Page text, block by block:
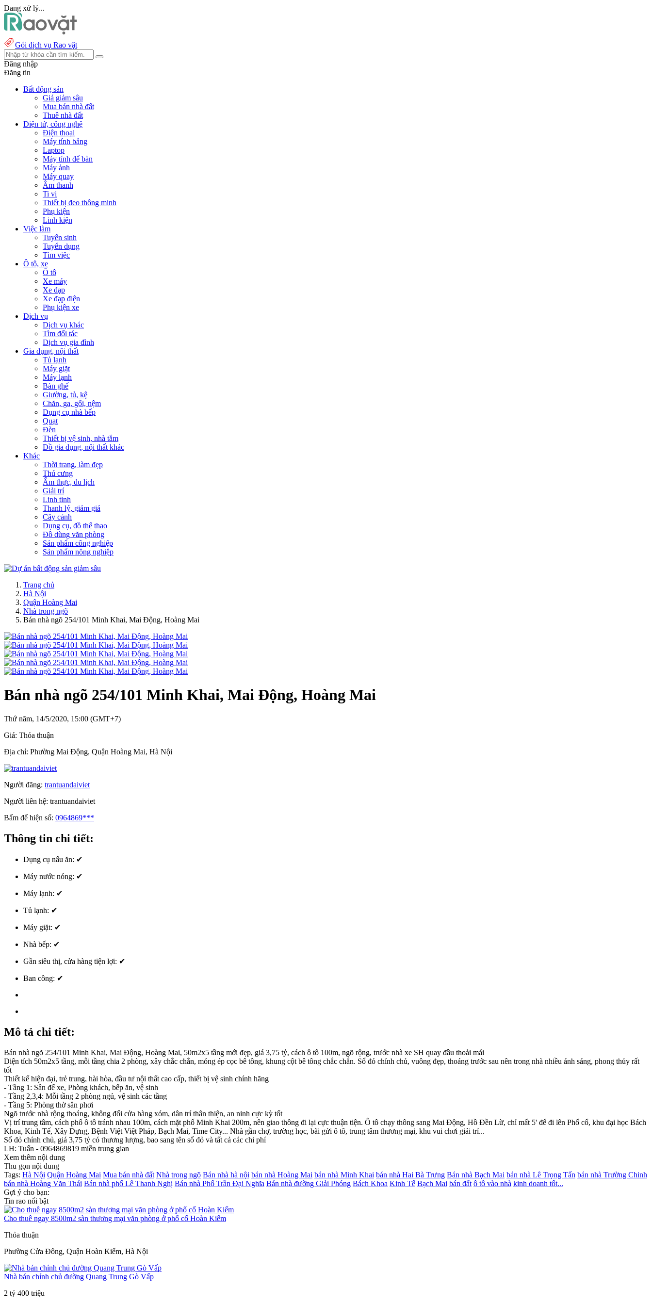
Đang xử lý...
Gói dịch vụ Rao vặt
Đăng nhập
Đăng tin
Bất động sản
Giá giảm sâu
Mua bán nhà đất
Thuê nhà đất
Điện tử, công nghệ
Điện thoại
Máy tính bảng
Laptop
Máy tính để bàn
Máy ảnh
Máy quay
Âm thanh
Ti vi
Thiết bị đeo thông minh
Phụ kiện
Linh kiện
Việc làm
Tuyển sinh
Tuyển dụng
Tìm việc
Ô tô, xe
Ô tô
Xe máy
Xe đạp
Xe đạp điện
Phụ kiện xe
Dịch vụ
Dịch vụ khác
Tìm đối tác
Dịch vụ gia đình
Gia dụng, nội thất
Tủ lạnh
Máy giặt
Máy lạnh
Bàn ghế
Giường, tủ, kệ
Chăn, ga, gối, nệm
Dụng cụ nhà bếp
Quạt
Đèn
Thiết bị vệ sinh, nhà tắm
Đồ gia dụng, nội thất khác
Khác
Thời trang, làm đẹp
Thú cưng
Ẩm thực, du lịch
Giải trí
Linh tinh
Thanh lý, giảm giá
Cây cảnh
Dụng cụ, đồ thể thao
Đồ dùng văn phòng
Sản phẩm công nghiệp
Sản phẩm nông nghiệp
Trang chủ
Hà Nội
Quận Hoàng Mai
Nhà trong ngõ
Bán nhà ngõ 254/101 Minh Khai, Mai Động, Hoàng Mai
Bán nhà ngõ 254/101 Minh Khai, Mai Động, Hoàng Mai
Thứ năm, 14/5/2020, 15:00 (GMT+7)
Giá: Thỏa thuận
Địa chỉ: Phường Mai Động, Quận Hoàng Mai, Hà Nội
Người đăng: trantuandaiviet
Người liên hệ: trantuandaiviet
Bấm để hiện số: 0964869***
Thông tin chi tiết:
Dụng cụ nấu ăn: ✔
Máy nước nóng: ✔
Máy lạnh: ✔
Tủ lạnh: ✔
Máy giặt: ✔
Nhà bếp: ✔
Gần siêu thị, cửa hàng tiện lợi: ✔
Ban công: ✔
Mô tả chi tiết:
Bán nhà ngõ 254/101 Minh Khai, Mai Động, Hoàng Mai, 50m2x5 tầng mới đẹp, giá 3,75 tỷ, cách ô tô 100m, ngõ rộng, trước nhà xe SH quay đầu thoải mái
Diện tích 50m2x5 tầng, mỗi tầng chia 2 phòng, xây chắc chắn, móng ép cọc bê tông, khung cột bê tông chắc chắn. Sổ đỏ chính chủ, vuông đẹp, thoáng trước sau nên trong nhà nhiều ánh sáng, phong thủy rất
tốt
Thiết kế hiện đại, trẻ trung, hài hòa, đầu tư nội thất cao cấp, thiết bị vệ sinh chính hãng
- Tầng 1: Sân để xe, Phòng khách, bếp ăn, vệ sinh
- Tầng 2,3,4: Mỗi tầng 2 phòng ngủ, vệ sinh các tầng
- Tầng 5: Phòng thờ sân phơi
Ngõ trước nhà rộng thoáng, không đối cửa hàng xóm, dân trí thân thiện, an ninh cực kỳ tốt
Vị trí trung tâm, cách phố ô tô tránh nhau 100m, cách mặt phố Minh Khai 200m, nên giao thông đi lại cực thuận tiện. Ô tô chạy thông sang Mai Động, Hồ Đền Lừ, chỉ mất 5' để đi lên Phố cổ, khu đại học Bách
Khoa, Kinh Tế, Xây Dựng, Bệnh Việt Việt Pháp, Bạch Mai, Time City... Nhà gần chợ, trường học, bãi gửi ô tô, trung tâm thương mại, khu vui chơi giải trí...
Sổ đỏ chính chủ, giá 3,75 tỷ có thương lượng, bao sang tên sổ đỏ và tất cả các chi phí
LH: Tuấn - 0964869819 miễn trung gian
Xem thêm nội dung
Thu gọn nội dung
Tags: Hà Nội Quận Hoàng Mai Mua bán nhà đất Nhà trong ngõ Bán nhà hà nội bán nhà Hoàng Mai bán nhà Minh Khai bán nhà Hai Bà Trưng Bán nhà Bạch Mai bán nhà Lê Trọng Tấn bán nhà Trường Chinh
bán nhà Hoàng Văn Thái Bán nhà phố Lê Thanh Nghị Bán nhà Phố Trần Đại Nghĩa Bán nhà đường Giải Phóng Bách Khoa Kinh Tế Bạch Mai bán đất ô tô vào nhà kinh doanh tốt...
Gợi ý cho bạn:
Tin rao nổi bật
Cho thuê ngay 8500m2 sàn thương mại văn phòng ở phố cổ Hoàn Kiếm
Thỏa thuận
Phường Cửa Đông, Quận Hoàn Kiếm, Hà Nội
Nhà bán chính chủ đường Quang Trung Gò Vấp
2 tỷ 400 triệu